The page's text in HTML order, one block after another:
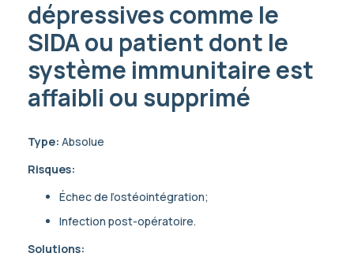
dépressives comme le
SIDA ou patient dont le
système immunitaire est
affaibli ou supprimé
Type: Absolue
Risques:
Échec de l’ostéointégration;
Infection post-opératoire.
Solutions: